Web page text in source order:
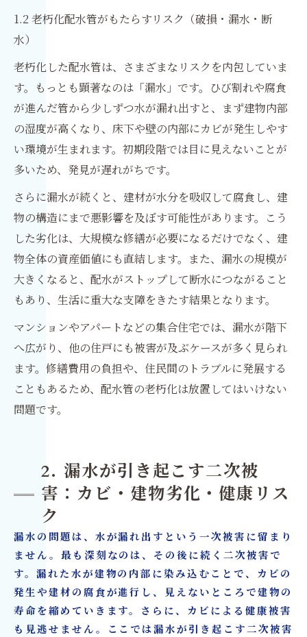
1.2 老朽化配水管がもたらすリスク（破損・漏水・断
水）
老朽化した配水管は、さまざまなリスクを内包していま
す。もっとも顕著なのは「漏水」です。ひび割れや腐食
が進んだ管から少しずつ水が漏れ出すと、まず建物内部
の湿度が高くなり、床下や壁の内部にカビが発生しやす
い環境が生まれます。初期段階では目に見えないことが
多いため、発見が遅れがちです。
さらに漏水が続くと、建材が水分を吸収して腐食し、建
物の構造にまで悪影響を及ぼす可能性があります。こう
した劣化は、大規模な修繕が必要になるだけでなく、建
物全体の資産価値にも直結します。また、漏水の規模が
大きくなると、配水がストップして断水につながること
もあり、生活に重大な支障をきたす結果となります。
マンションやアパートなどの集合住宅では、漏水が階下
へ広がり、他の住戸にも被害が及ぶケースが多く見られ
ます。修繕費用の負担や、住民間のトラブルに発展する
こともあるため、配水管の老朽化は放置してはいけない
問題です。
2. 漏水が引き起こす二次被
害：カビ・建物劣化・健康リス
ク
漏水の問題は、水が漏れ出すという一次被害に留まり
ません。最も深刻なのは、その後に続く二次被害で
す。漏れた水が建物の内部に染み込むことで、カビの
発生や建材の腐食が進行し、見えないところで建物の
寿命を縮めていきます。さらに、カビによる健康被害
も見逃せません。ここでは漏水が引き起こす二次被害